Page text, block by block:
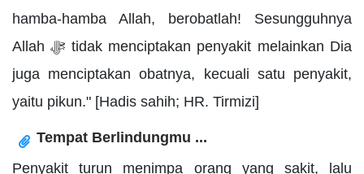
hamba-hamba Allah, berobatlah! Sesungguhnya
Allah ﷻ tidak menciptakan penyakit melainkan Dia
juga menciptakan obatnya, kecuali satu penyakit,
yaitu pikun." [Hadis sahih; HR. Tirmizi]
Tempat Berlindungmu ...
Penyakit turun menimpa orang yang sakit, lalu